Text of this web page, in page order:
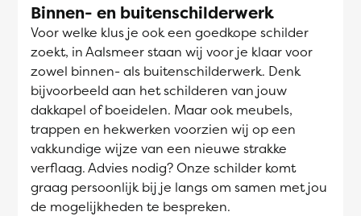
Binnen- en buitenschilderwerk
Voor welke klus je ook een goedkope schilder
zoekt, in Aalsmeer staan wij voor je klaar voor
zowel binnen- als buitenschilderwerk. Denk
bijvoorbeeld aan het schilderen van jouw
dakkapel of boeidelen. Maar ook meubels,
trappen en hekwerken voorzien wij op een
vakkundige wijze van een nieuwe strakke
verflaag. Advies nodig? Onze schilder komt
graag persoonlijk bij je langs om samen met jou
de mogelijkheden te bespreken.